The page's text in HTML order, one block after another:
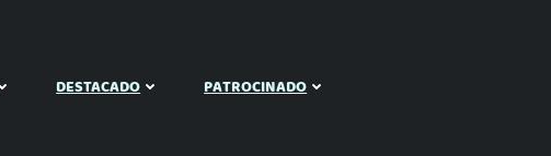
DESTACADO PATROCINADO